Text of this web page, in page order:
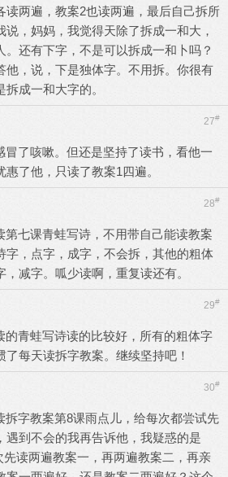
读两遍，教案2也读两遍，最后自己拆所
说，妈妈，我觉得天除了拆成一和大，
。还有下字，不是可以拆成一和卜吗？
他，说，下是独体字。不用拆。你很有
成一和大字的。
27#
冒了咳嗽。但还是坚持了读书，看他一
了他，只读了教案1四遍。
28#
第七课青蛙写诗，不用带自己能读教案
字，点字，成字，不会拆，其他的粗体
减字。呱少读啊，重复读还有。
29#
的青蛙写诗读的比较好，所有的粗体字
了每天读拆字教案。继续坚持吧！
30#
拆字教案第8课雨点儿，给每次都尝试先
遇到不会的我再告诉他，我疑惑的是
先读两遍教案一，再两遍教案二，再亲